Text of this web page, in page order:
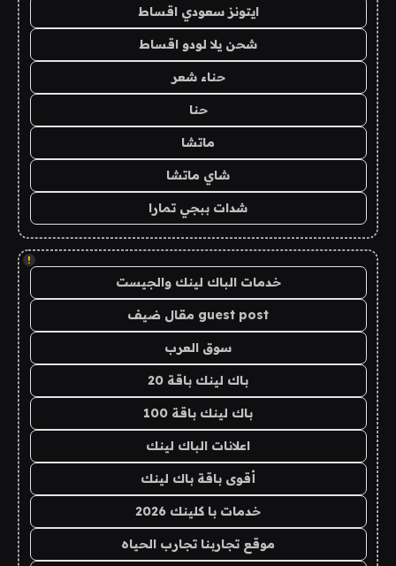
ايتونز سعودي اقساط
شحن يلا لودو اقساط
حناء شعر
حنا
ماتشا
شاي ماتشا
شدات ببجي تمارا
!
خدمات الباك لينك والجيست
guest post مقال ضيف
سوق العرب
باك لينك باقة 20
باك لينك باقة 100
اعلانات الباك لينك
أقوى باقة باك لينك
خدمات با كلينك 2026
موقع تجاربنا تجارب الحياه